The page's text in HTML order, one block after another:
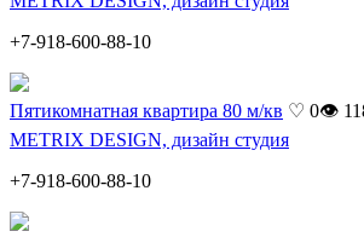
+7-918-600-88-10
Пятикомнатная квартира 80 м/кв ♡ 0👁
METRIX DESIGN, дизайн студия
+7-918-600-88-10